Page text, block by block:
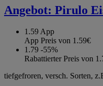
Angebot: Pirulo
1.59 App
App Preis von 1.59€
1.79 -55%
Rabattierter Preis von
tiefgefroren, versch. Sorten,